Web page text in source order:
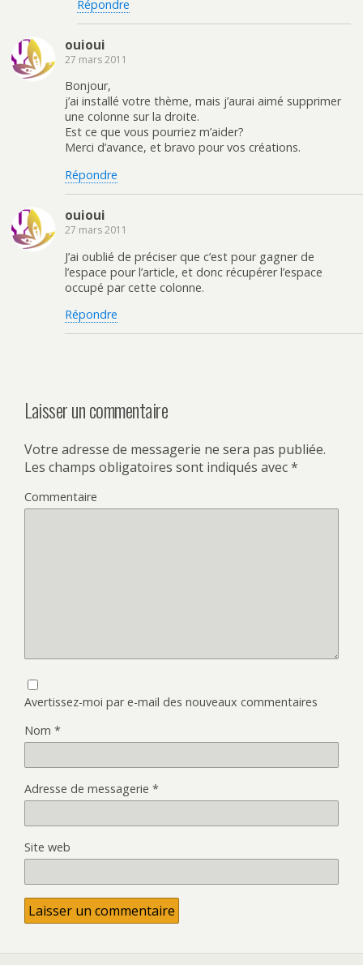
Répondre
ouioui
27 mars 2011
Bonjour,
j’ai installé votre thème, mais j’aurai aimé supprimer
une colonne sur la droite.
Est ce que vous pourriez m’aider?
Merci d’avance, et bravo pour vos créations.
Répondre
ouioui
27 mars 2011
J’ai oublié de préciser que c’est pour gagner de
l’espace pour l’article, et donc récupérer l’espace
occupé par cette colonne.
Répondre
Laisser un commentaire
Votre adresse de messagerie ne sera pas publiée.
Les champs obligatoires sont indiqués avec*
Commentaire
Avertissez-moi par e-mail des nouveaux commentaires
Nom *
Adresse de messagerie *
Site web